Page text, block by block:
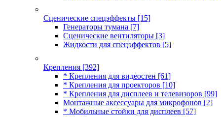
Сценические спецэффекты [15]
Генераторы тумана [7]
Сценические вентиляторы [3]
Жидкости для спецэффектов [5]
Крепления [392]
* Крепления для видеостен [61]
* Крепления для проекторов [10]
* Крепления для дисплеев и телевизоров [99]
Монтажные аксессуары для микрофонов [2]
* Мобильные стойки для дисплеев [57]